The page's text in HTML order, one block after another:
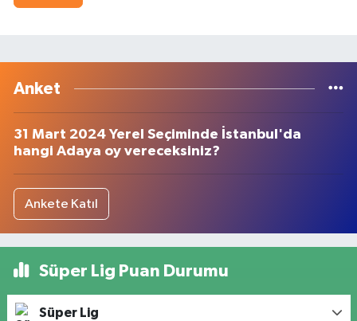
Anket
31 Mart 2024 Yerel Seçiminde İstanbul'da
hangi Adaya oy vereceksiniz?
Ankete Katıl
Süper Lig Puan Durumu
Süper Lig